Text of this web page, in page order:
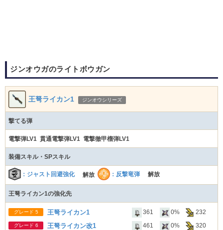
ジンオウガのライトボウガン
王弩ライカン1 ジンオウシリーズ
撃てる弾
電撃弾LV1 貫通電撃弾LV1 電撃徹甲榴弾LV1
装備スキル・SPスキル
：ジャスト回避強化 解放 ：反撃竜弾 解放
王弩ライカン1の強化先
グレード 5 王弩ライカン1 361 0% 232
グレード 6 王弩ライカン改1 461 0% 320